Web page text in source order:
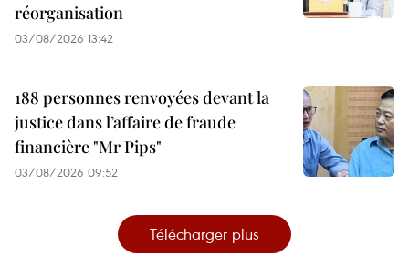
réorganisation
03/08/2026 13:42
188 personnes renvoyées devant la
justice dans l’affaire de fraude
financière "Mr Pips"
03/08/2026 09:52
Télécharger plus